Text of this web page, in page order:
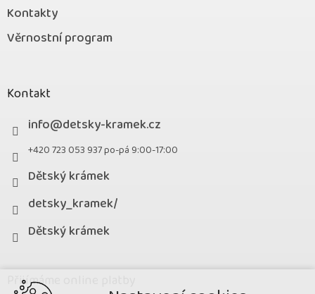
Kontakty
Věrnostní program
Kontakt
info@detsky-kramek.cz
+420 723 053 937 po-pá 9:00-17:00
Dětský krámek
detsky_kramek/
Dětský krámek
Přijímáme online platby